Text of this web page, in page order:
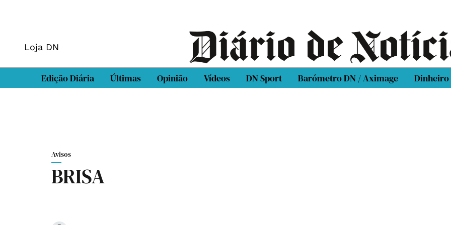
Loja DN
Edição Diária Últimas Opinião Vídeos DN Sport Barómetro DN / Aximage Dinheiro
Avisos
BRISA